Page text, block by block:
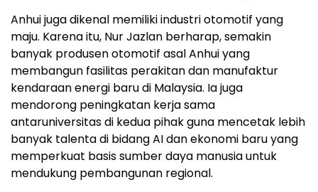
Anhui juga dikenal memiliki industri otomotif yang
maju. Karena itu, Nur Jazlan berharap, semakin
banyak produsen otomotif asal Anhui yang
membangun fasilitas perakitan dan manufaktur
kendaraan energi baru di Malaysia. Ia juga
mendorong peningkatan kerja sama
antaruniversitas di kedua pihak guna mencetak lebih
banyak talenta di bidang AI dan ekonomi baru yang
memperkuat basis sumber daya manusia untuk
mendukung pembangunan regional.